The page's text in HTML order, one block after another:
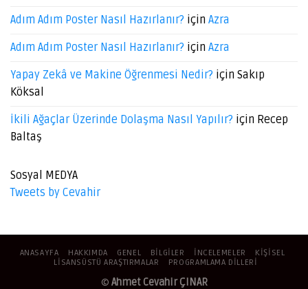
Adım Adım Poster Nasıl Hazırlanır? için Azra
Adım Adım Poster Nasıl Hazırlanır? için Azra
Yapay Zekâ ve Makine Öğrenmesi Nedir? için Sakıp
Köksal
İkili Ağaçlar Üzerinde Dolaşma Nasıl Yapılır? için Recep
Baltaş
Sosyal MEDYA
Tweets by Cevahir
ANASAYFA HAKKIMDA GENEL BILGILER İNCELEMELER
KIŞISEL
LISANSÜSTÜ ARAŞTIRMALAR
PROGRAMLAMA DILLERI
© Ahmet Cevahir ÇINAR